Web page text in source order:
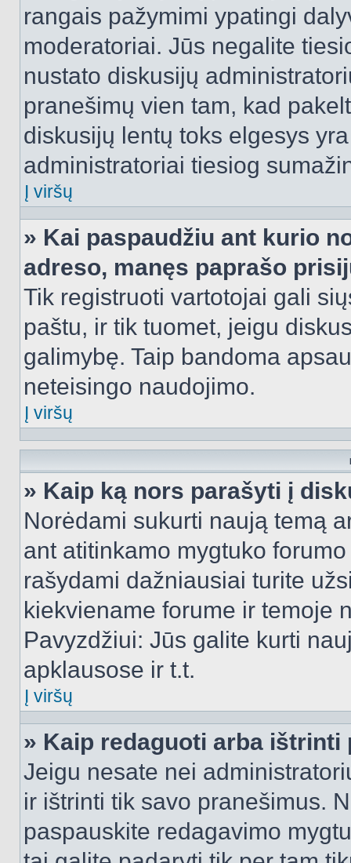
rangais pažymimi ypatingi
moderatoriai. Jūs negalite
nustato diskusijų
pranešimų vien tam, kad
diskusijų lentų toks elgesys
administratoriai tiesiog
Į viršų
» Kai paspaudžiu ant kurio
adreso, manęs paprašo
Tik registruoti vartotojai gali
paštu, ir tik tuomet, jeigu
galimybę. Taip bandoma
neteisingo naudojimo.
Į viršų
» Kaip ką nors parašyti į
Norėdami sukurti naują temą
ant atitinkamo mygtuko
rašydami dažniausiai turite
kiekviename forume ir temoje
Pavyzdžiui: Jūs galite kurti
apklausose ir t.t.
Į viršų
» Kaip redaguoti arba ištrinti
Jeigu nesate nei
ir ištrinti tik savo pranešimus.
paspauskite redagavimo